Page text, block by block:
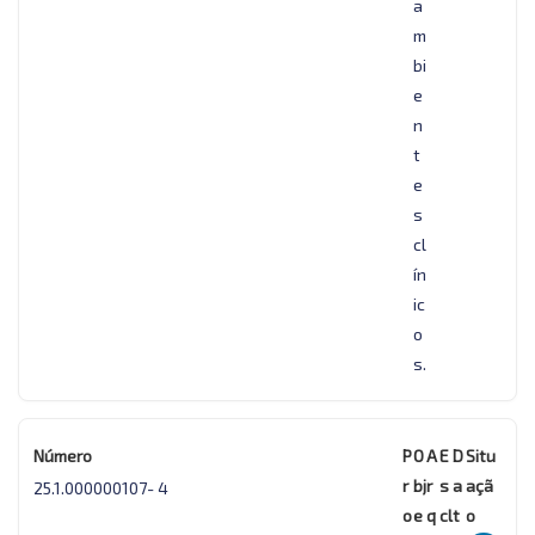
a
m
bi
e
n
t
e
s
cl
ín
ic
o
s.
25.1.000000107- 4